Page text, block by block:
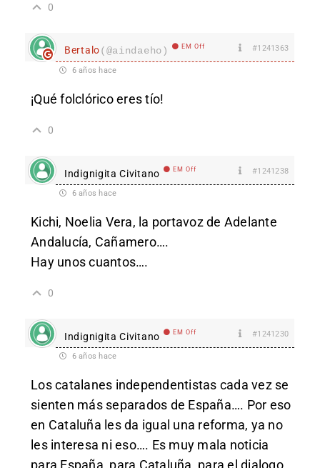
0
Bertalo(@aindaeho) EM Off #1241363
6 años hace
¡Qué folclórico eres tío!
0
Indignigita Civitano EM Off #1241238
6 años hace
Kichi, Noelia Vera, la portavoz de Adelante
Andalucía, Cañamero….
Hay unos cuantos….
0
Indignigita Civitano EM Off #1241230
6 años hace
Los catalanes independentistas cada vez se
sienten más separados de España…. Por eso
en Cataluña les da igual una reforma, ya no
les interesa ni eso…. Es muy mala noticia
para España, para Cataluña, para el dialogo,